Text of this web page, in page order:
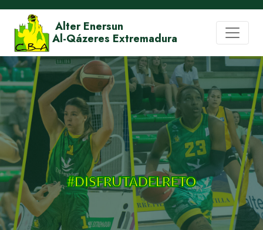
Alter Enersun
Al-Qázeres Extremadura
#DISFRUTADELRETO